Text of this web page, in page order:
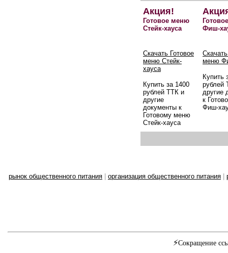
Акция!
Готовое меню
Стейк-хауса
Фиш-
Скачать Готовое
меню Стейк-
хауса
Купить за 1400
рублей ТТК и
другие
документы к
Готовому меню
Стейк-хауса
меню
Купить
рублей
другие
к
Фиш-
рынок общественного питания организация общественного питания
⚡Сокращение